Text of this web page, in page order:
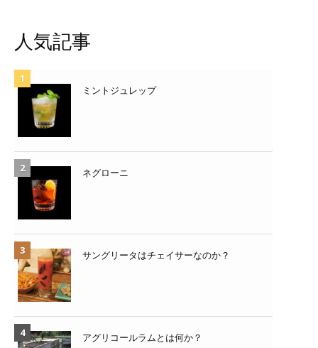
人気記事
ミントジュレップ
ネグローニ
サングリータはチェイサーなのか？
アグリコールラムとは何か？